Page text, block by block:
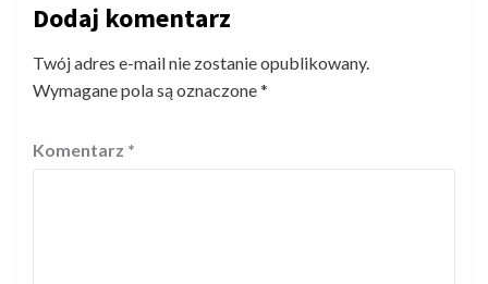
Dodaj komentarz
Twój adres e-mail nie zostanie opublikowany.
Wymagane pola są oznaczone*
Komentarz *